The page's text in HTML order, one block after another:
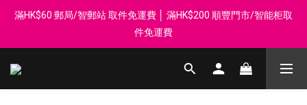
登記會員享每$50回贈$1 │ 滿HK$899 送 N-rit Campack Towel 吸
汗毛巾 韓國制 送完即止
滿HK$60 郵局/智郵站 取件免運費 │ 滿HK$200 順豐門市/智能柜取
件免運費
Whatsapp 98569349 │ 歡迎團體採購, 報價查詢, 接受採購卡